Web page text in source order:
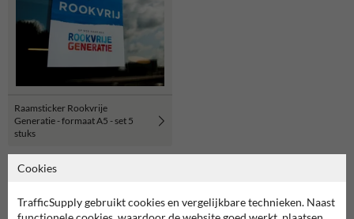
Raamsticker Rookvrije
Generatie - formaat A5 - set 5
stuks
Cookies
TrafficSupply gebruikt cookies en vergelijkbare technieken. Naast